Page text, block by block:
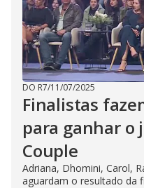
DO R7/11/07/2025
Finalistas
para ganhar o
Couple
Adriana, Dhomini, Carol,
aguardam o resultado da